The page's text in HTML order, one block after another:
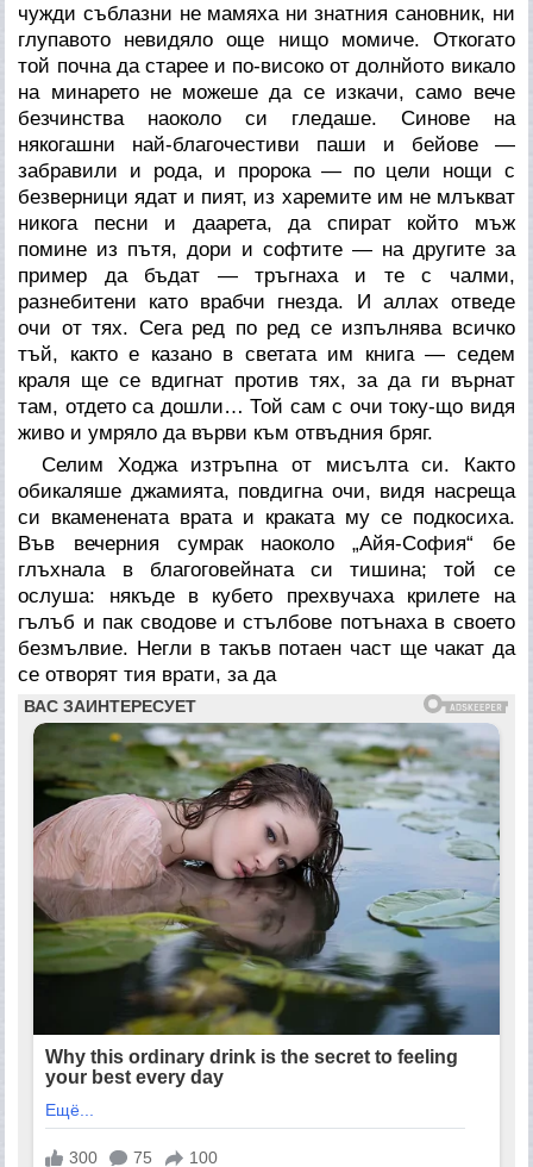
чужди съблазни не мамяха ни знатния сановник, ни
глупавото невидяло още нищо момиче. Откогато
той почна да старее и по-високо от долнйото викало
на минарето не можеше да се изкачи, само вече
безчинства наоколо си гледаше. Синове на
някогашни най-благочестиви паши и бейове —
забравили и рода, и пророка — по цели нощи с
безверници ядат и пият, из харемите им не млъкват
никога песни и даарета, да спират който мъж
помине из пътя, дори и софтите — на другите за
пример да бъдат — тръгнаха и те с чалми,
разнебитени като врабчи гнезда. И аллах отведе
очи от тях. Сега ред по ред се изпълнява всичко
тъй, както е казано в светата им книга — седем
краля ще се вдигнат против тях, за да ги върнат
там, отдето са дошли… Той сам с очи току-що видя
живо и умряло да върви към отвъдния бряг.
Селим Ходжа изтръпна от мисълта си. Както
обикаляше джамията, повдигна очи, видя насреща
си вкаменената врата и краката му се подкосиха.
Във вечерния сумрак наоколо „Айя-София“ бе
глъхнала в благоговейната си тишина; той се
ослуша: някъде в кубето прехвучаха крилете на
гълъб и пак сводове и стълбове потънаха в своето
безмълвие. Негли в такъв потаен част ще чакат да
се отворят тия врати, за да